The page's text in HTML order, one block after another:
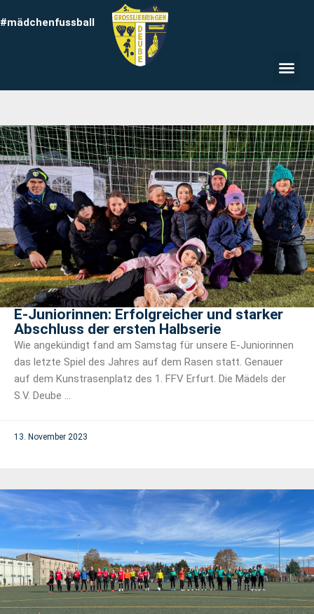
#mädchenfussball
E-Juniorinnen: Erfolgreicher und starker
Abschluss der ersten Halbserie
Wie angekündigt fand am Samstag für unsere E-Juniorinnen
das letzte Spiel des Jahres auf dem Rasen statt. Genauer
auf dem Kunstrasenplatz des 1. FFV Erfurt. Die Mädels der
S.V. Deube ...
13. November 2023